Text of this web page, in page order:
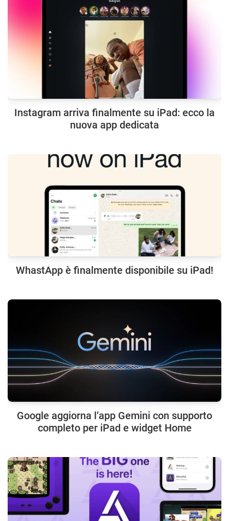
Instagram arriva finalmente su iPad: ecco la
nuova app dedicata
WhastApp è finalmente disponibile su iPad!
Google aggiorna l’app Gemini con supporto
completo per iPad e widget Home